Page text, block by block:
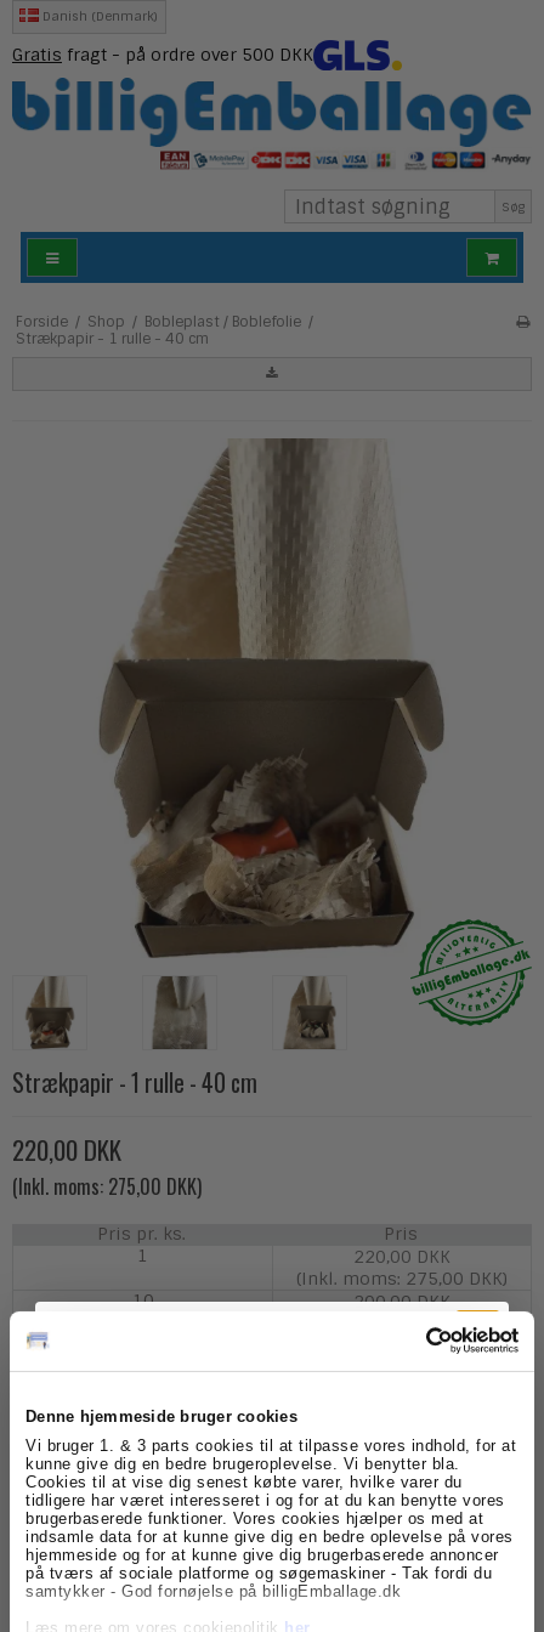
Denne hjemmeside bruger cookies
Vi bruger 1. & 3 parts cookies til at tilpasse vores indhold, for at
kunne give dig en bedre brugeroplevelse. Vi benytter bla.
Cookies til at vise dig senest købte varer, hvilke varer du
tidligere har været interesseret i og for at du kan benytte vores
brugerbaserede funktioner. Vores cookies hjælper os med at
indsamle data for at kunne give dig en bedre oplevelse på vores
hjemmeside og for at kunne give dig brugerbaserede annoncer
på tværs af sociale platforme og søgemaskiner - Tak fordi du
samtykker - God fornøjelse på billigEmballage.dk
Læs mere om vores cookiepolitik
her
Danish (Denmark)
Gratis fragt - på ordre over 500 DKK
Søg
Forside / Shop / Bobleplast / Boblefolie /
Strækpapir - 1 rulle - 40 cm
Strækpapir - 1 rulle - 40 cm
220,00 DKK
(Inkl. moms: 275,00 DKK)
Pris pr. ks.
Pris
1
220,00 DKK
(Inkl. moms: 275,00 DKK)
10
200,00 DKK
(Inkl. moms: 250,00 DKK)
Model/Varenr.: ESP40100
Lagerstatus:
På lager
ks. Køb
Beskrivelse Specifikationer
Tilmeld dig
nyhedsbrevet
Få skarpe tilbud, nyheder og eksklusive
kundefordele, direkte i din indbakke.